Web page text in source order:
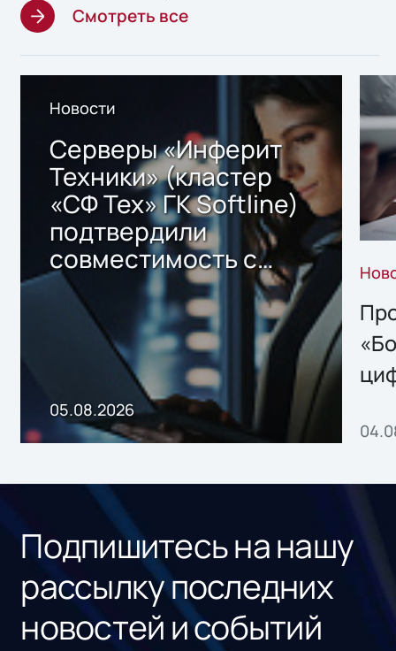
Смотреть все
Новости
Серверы «Инферит
Техники» (кластер
«СФ Тех» ГК Softline)
подтвердили
совместимость с
решением Sharx
Storage 2.x для
хранения данных
05.08.2026
Подпишитесь на нашу
рассылку последних
новостей и событий